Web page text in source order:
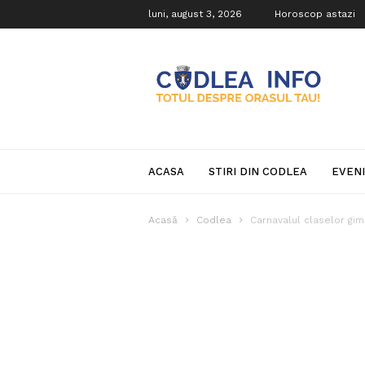
luni, august 3, 2026 Horoscop astazi
Info
ACASA STIRI DIN CODLEA
Acasă Codlea Carnavalul claselor